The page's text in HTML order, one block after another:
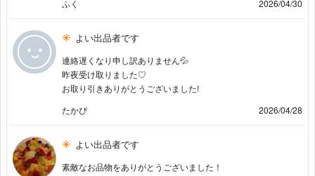
ふく
2026/04/30
よい出品者です
連絡遅くなり申し訳ありません💦
昨夜受け取りました♡
お取り引きありがとうございました!
たかぴ
2026/04/28
よい出品者です
素敵なお品物をありがとうございました！